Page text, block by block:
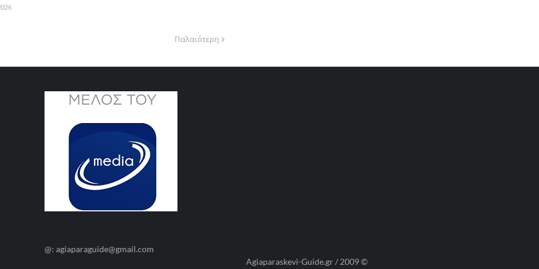
Παλαιότερη
@: agiaparaguide@gmail.com
Agiaparaskevi-Guide.gr / 2009 ©